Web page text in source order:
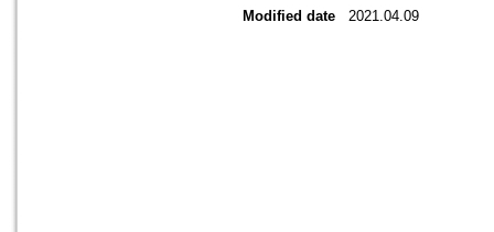
Modified date
2021.04.09